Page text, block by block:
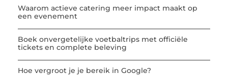
Waarom actieve catering meer impact maakt op
een evenement
Boek onvergetelijke voetbaltrips met officiële
tickets en complete beleving
Hoe vergroot je je bereik in Google?